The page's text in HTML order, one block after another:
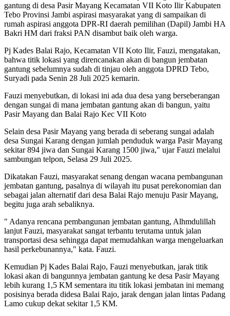
gantung di desa Pasir Mayang Kecamatan VII Koto Ilir Kabupaten
Tebo Provinsi Jambi aspirasi masyarakat yang di sampaikan di
rumah aspirasi anggota DPR-RI daerah pemilihan (Dapil) Jambi HA
Bakri HM dari fraksi PAN disambut baik oleh warga.
Pj Kades Balai Rajo, Kecamatan VII Koto Ilir, Fauzi, mengatakan,
bahwa titik lokasi yang direncanakan akan di bangun jembatan
gantung sebelumnya sudah di tinjau oleh anggota DPRD Tebo,
Suryadi pada Senin 28 Juli 2025 kemarin.
Fauzi menyebutkan, di lokasi ini ada dua desa yang berseberangan
dengan sungai di mana jembatan gantung akan di bangun, yaitu
Pasir Mayang dan Balai Rajo Kec VII Koto
Selain desa Pasir Mayang yang berada di seberang sungai adalah
desa Sungai Karang dengan jumlah penduduk warga Pasir Mayang
sekitar 894 jiwa dan Sungai Karang 1500 jiwa," ujar Fauzi melalui
sambungan telpon, Selasa 29 Juli 2025.
Dikatakan Fauzi, masyarakat senang dengan wacana pembangunan
jembatan gantung, pasalnya di wilayah itu pusat perekonomian dan
sebagai jalan alternatif dari desa Balai Rajo menuju Pasir Mayang,
begitu juga arah sebaliknya.
" Adanya rencana pembangunan jembatan gantung, Alhmdulillah
lanjut Fauzi, masyarakat sangat terbantu terutama untuk jalan
transportasi desa sehingga dapat memudahkan warga mengeluarkan
hasil perkebunannya," kata. Fauzi.
Kemudian Pj Kades Balai Rajo, Fauzi menyebutkan, jarak titik
lokasi akan di bangunnya jembatan gantung ke desa Pasir Mayang
lebih kurang 1,5 KM sementara itu titik lokasi jembatan ini memang
posisinya berada didesa Balai Rajo, jarak dengan jalan lintas Padang
Lamo cukup dekat sekitar 1,5 KM.